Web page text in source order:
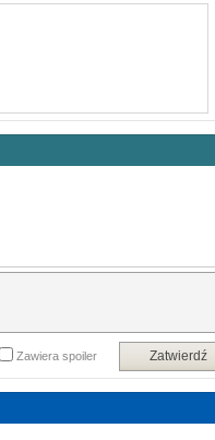
Zatwierdź
Zawiera spoiler